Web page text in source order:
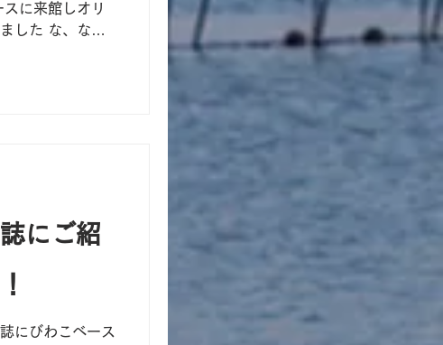
に来館しオリ
した な、なん
にご紹
にびわこベース